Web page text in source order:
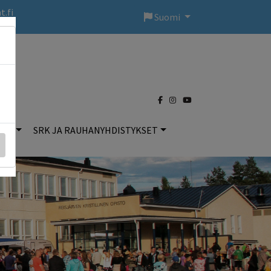
Suomi
SRK JA RAUHANYHDISTYKSET